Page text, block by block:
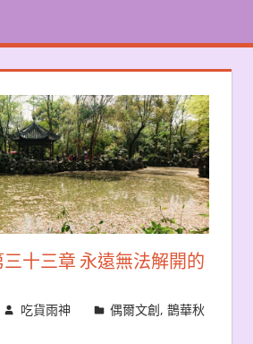
十三章 永遠無法解開的
吃貨雨神 偶爾文創,鵲華秋